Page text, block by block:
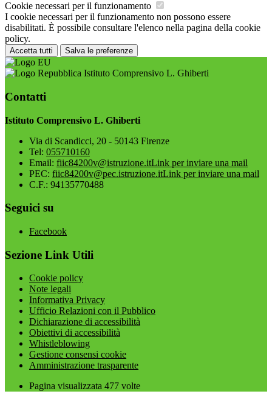
Cookie necessari per il funzionamento
I cookie necessari per il funzionamento non possono essere
disabilitati. È possibile consultare l'elenco nella pagina della cookie
policy.
Accetta tutti Salva le preferenze
Istituto Comprensivo L. Ghiberti
Contatti
Istituto Comprensivo L. Ghiberti
Via di Scandicci, 20 - 50143 Firenze
Tel: 055710160
Email: fiic84200v@istruzione.itLink per inviare una mail
PEC: fiic84200v@pec.istruzione.itLink per inviare una mail
C.F.: 94135770488
Seguici su
Facebook
Sezione Link Utili
Cookie policy
Note legali
Informativa Privacy
Ufficio Relazioni con il Pubblico
Dichiarazione di accessibilità
Obiettivi di accessibilità
Whistleblowing
Gestione consensi cookie
Amministrazione trasparente
Pagina visualizzata 477 volte